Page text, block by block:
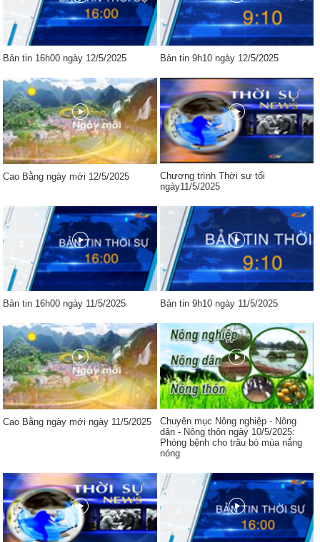
Bản tin 16h00 ngày 12/5/2025 Bản tin 9h10 ngày 12/5/2025
Cao Bằng ngày mới 12/5/2025
Chương trình Thời sự tối
ngày11/5/2025
Bản tin 16h00 ngày 11/5/2025 Bản tin 9h10 ngày 11/5/2025
Cao Bằng ngày mới ngày 11/5/2025
Chuyên mục Nông nghiệp - Nông
dân - Nông thôn ngày 10/5/2025:
Phòng bệnh cho trâu bò mùa nắng
nóng